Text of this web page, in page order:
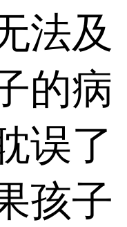
法及
的病
误了
孩子